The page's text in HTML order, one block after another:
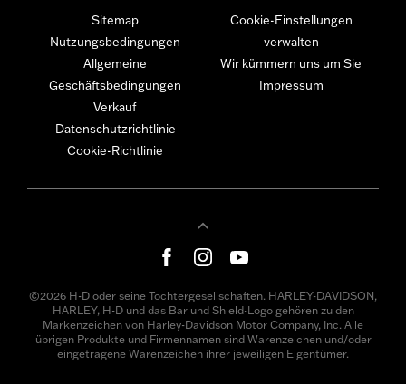
Sitemap
Nutzungsbedingungen
Allgemeine
Geschäftsbedingungen
Verkauf
Datenschutzrichtlinie
Cookie-Richtlinie
Cookie-Einstellungen
verwalten
Wir kümmern uns um Sie
Impressum
©2026 H-D oder seine Tochtergesellschaften. HARLEY-DAVIDSON,
HARLEY, H-D und das Bar und Shield-Logo gehören zu den
Markenzeichen von Harley-Davidson Motor Company, Inc. Alle
übrigen Produkte und Firmennamen sind Warenzeichen und/oder
eingetragene Warenzeichen ihrer jeweiligen Eigentümer.